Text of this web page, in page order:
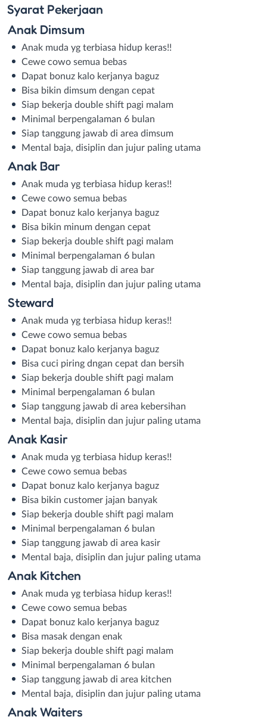
Syarat Pekerjaan
Anak Dimsum
Anak muda yg terbiasa hidup keras!!
Cewe cowo semua bebas
Dapat bonuz kalo kerjanya baguz
Bisa bikin dimsum dengan cepat
Siap bekerja double shift pagi malam
Minimal berpengalaman 6 bulan
Siap tanggung jawab di area dimsum
Mental baja, disiplin dan jujur paling utama
Anak Bar
Anak muda yg terbiasa hidup keras!!
Cewe cowo semua bebas
Dapat bonuz kalo kerjanya baguz
Bisa bikin minum dengan cepat
Siap bekerja double shift pagi malam
Minimal berpengalaman 6 bulan
Siap tanggung jawab di area bar
Mental baja, disiplin dan jujur paling utama
Steward
Anak muda yg terbiasa hidup keras!!
Cewe cowo semua bebas
Dapat bonuz kalo kerjanya baguz
Bisa cuci piring dngan cepat dan bersih
Siap bekerja double shift pagi malam
Minimal berpengalaman 6 bulan
Siap tanggung jawab di area kebersihan
Mental baja, disiplin dan jujur paling utama
Anak Kasir
Anak muda yg terbiasa hidup keras!!
Cewe cowo semua bebas
Dapat bonuz kalo kerjanya baguz
Bisa bikin customer jajan banyak
Siap bekerja double shift pagi malam
Minimal berpengalaman 6 bulan
Siap tanggung jawab di area kasir
Mental baja, disiplin dan jujur paling utama
Anak Kitchen
Anak muda yg terbiasa hidup keras!!
Cewe cowo semua bebas
Dapat bonuz kalo kerjanya baguz
Bisa masak dengan enak
Siap bekerja double shift pagi malam
Minimal berpengalaman 6 bulan
Siap tanggung jawab di area kitchen
Mental baja, disiplin dan jujur paling utama
Anak Waiters